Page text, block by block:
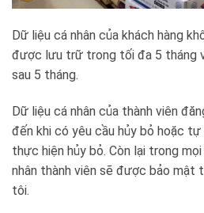
Dữ liệu cá nhân của khách hàng
được lưu trữ trong tối đa 5 tháng
sau 5 tháng.
Dữ liệu cá nhân của thành viên
đến khi có yêu cầu hủy bỏ hoặc tự
thực hiện hủy bỏ. Còn lại trong
nhân thành viên sẽ được bảo mật
tôi.